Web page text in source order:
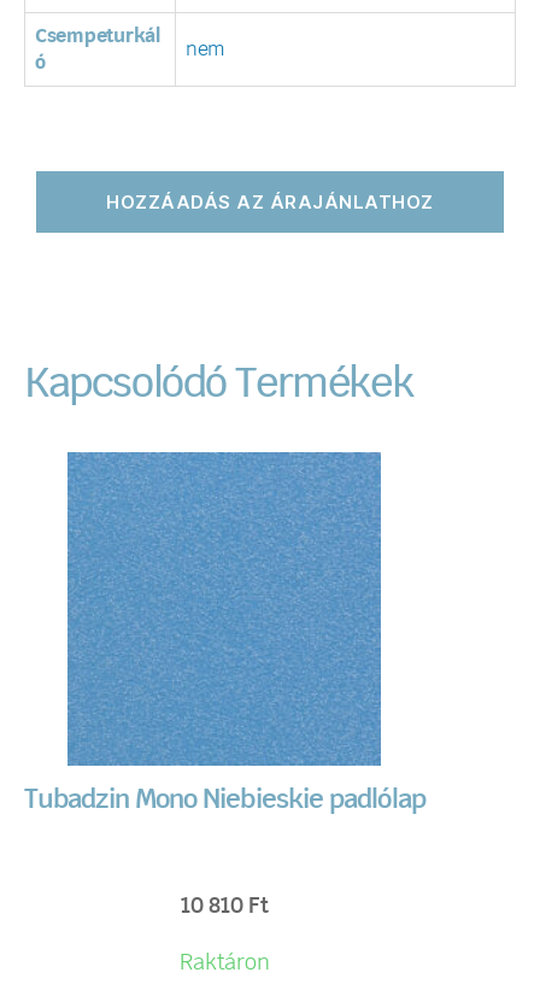
Csempeturkál
ó
nem
HOZZÁADÁS AZ ÁRAJÁNLATHOZ
Kapcsolódó Termékek
Tubadzin Mono Niebieskie padlólap
10 810 Ft
Raktáron